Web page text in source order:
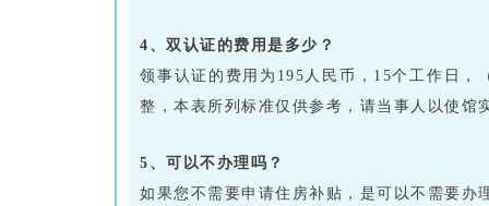
4、双认证的费用是多少？
领事认证的费用为195人民币，15个工作日
整，本表所列标准仅供参考，请当事人以使馆
5、可以不办理吗？
如果您不需要申请住房补贴，是可以不需要办